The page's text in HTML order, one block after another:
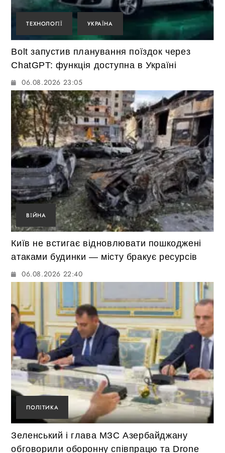
ТЕХНОЛОГІЇ УКРАЇНА
Bolt запустив планування поїздок через
ChatGPT: функція доступна в Україні
06.08.2026 23:05
ВІЙНА
Київ не встигає відновлювати пошкоджені
атаками будинки — місту бракує ресурсів
06.08.2026 22:40
ПОЛІТИКА
Зеленський і глава МЗС Азербайджану
обговорили оборонну співпрацю та Drone